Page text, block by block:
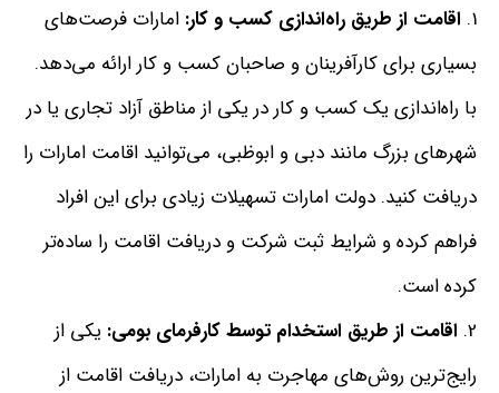
اقامت از طریق راه‌اندازی کسب و کار: امارات فرصت‌های
بسیاری برای کارآفرینان و صاحبان کسب و کار ارائه می‌دهد.
با راه‌اندازی یک کسب و کار در یکی از مناطق آزاد تجاری یا در
شهرهای بزرگ مانند دبی و ابوظبی، می‌توانید اقامت امارات را
دریافت کنید. دولت امارات تسهیلات زیادی برای این افراد
فراهم کرده و شرایط ثبت شرکت و دریافت اقامت را ساده‌تر
کرده است.
اقامت از طریق استخدام توسطکارفرمای بومی: یکی از
رایج‌ترین روش‌های مهاجرت به امارات، دریافت اقامت از